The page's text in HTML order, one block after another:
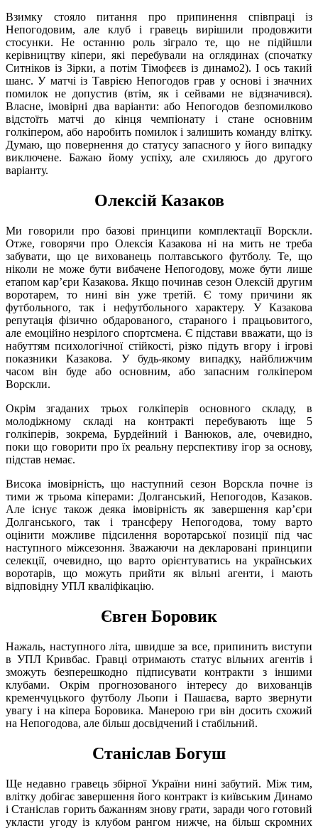
Взимку стояло питання про припинення співпраці із
Непогодовим, але клуб і гравець вирішили продовжити
стосунки. Не останню роль зіграло те, що не підійшли
керівництву кіпери, які перебували на оглядинах (спочатку
Ситніков із Зірки, а потім Тімофєєв із динамо2). І ось такий
шанс. У матчі із Таврією Непогодов грав у основі і значних
помилок не допустив (втім, як і сейвами не відзначився).
Власне, імовірні два варіанти: або Непогодов безпомилково
відстоїть матчі до кінця чемпіонату і стане основним
голкіпером, або наробить помилок і залишить команду влітку.
Думаю, що повернення до статусу запасного у його випадку
виключене. Бажаю йому успіху, але схиляюсь до другого
варіанту.
Олексій Казаков
Ми говорили про базові принципи комплектації Ворскли.
Отже, говорячи про Олексія Казакова ні на мить не треба
забувати, що це вихованець полтавського футболу. Те, що
ніколи не може бути вибачене Непогодову, може бути лише
етапом кар’єри Казакова. Якщо починав сезон Олексій другим
воротарем, то нині він уже третій. Є тому причини як
футбольного, так і нефутбольного характеру. У Казакова
репутація фізично обдарованого, стараного і працьовитого,
але емоційно незрілого спортсмена. Є підстави вважати, що із
набуттям психологічної стійкості, різко підуть вгору і ігрові
показники Казакова. У будь-якому випадку, найближчим
часом він буде або основним, або запасним голкіпером
Ворскли.
Окрім згаданих трьох голкіперів основного складу, в
молодіжному складі на контракті перебувають іще 5
голкіперів, зокрема, Бурдейний і Ванюков, але, очевидно,
поки що говорити про їх реальну перспективу ігор за основу,
підстав немає.
Висока імовірність, що наступний сезон Ворскла почне із
тими ж трьома кіперами: Долганський, Непогодов, Казаков.
Але існує також деяка імовірність як завершення кар’єри
Долганського, так і трансферу Непогодова, тому варто
оцінити можливе підсилення воротарської позиції під час
наступного міжсезоння. Зважаючи на декларовані принципи
селекції, очевидно, що варто орієнтуватись на українських
воротарів, що можуть прийти як вільні агенти, і мають
відповідну УПЛ кваліфікацію.
Євген Боровик
Нажаль, наступного літа, швидше за все, припинить виступи
в УПЛ Кривбас. Гравці отримають статус вільних агентів і
зможуть безперешкодно підписувати контракти з іншими
клубами. Окрім прогнозованого інтересу до вихованців
кременчуцького футболу Льопи і Пашаєва, варто звернути
увагу і на кіпера Боровика. Манерою гри він досить схожий
на Непогодова, але більш досвідчений і стабільний.
Станіслав Богуш
Ще недавно гравець збірної України нині забутий. Між тим,
влітку добігає завершення його контракт із київським Динамо
і Станіслав горить бажанням знову грати, заради чого готовий
укласти угоду із клубом рангом нижче, на більш скромних